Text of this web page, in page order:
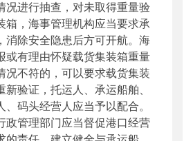
况进行抽查，对未取得重量验
箱，海事管理机构应当要求承
消除安全隐患后方可开航。海
或有理由怀疑载货集装箱重量
况不符的，可以要求载货集装
验证，托运人、承运船舶、
码头经营人应当予以配合。
政管理部门应当督促港口经营